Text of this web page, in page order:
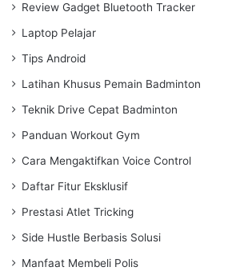
Review Gadget Bluetooth Tracker
Laptop Pelajar
Tips Android
Latihan Khusus Pemain Badminton
Teknik Drive Cepat Badminton
Panduan Workout Gym
Cara Mengaktifkan Voice Control
Daftar Fitur Eksklusif
Prestasi Atlet Tricking
Side Hustle Berbasis Solusi
Manfaat Membeli Polis